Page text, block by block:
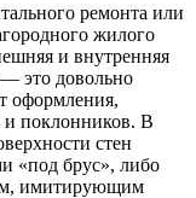
ремонта или
жилого
и внутренняя
это довольно
оформления,
поклонников. В
стен
«под брус», либо
имитирующим